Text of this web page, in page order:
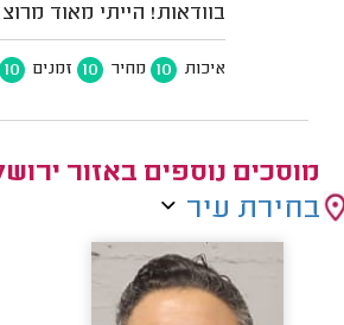
בוודאות! הייתי מאוד
איכות 10 מחיר 10 זמנים 10
מוסכים נוספים באזור
בחירת עיר